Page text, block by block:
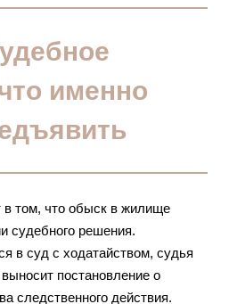
именно
том, что обыск в жилище
судебного решения.
в суд с ходатайством, судья
постановление о
следственного действия.